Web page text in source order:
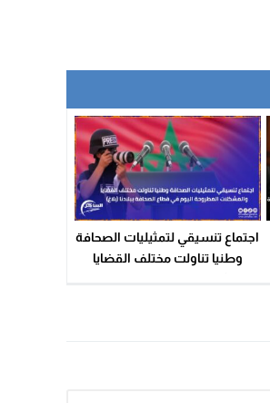
اجتماع تنسيقي لتمثيليات الصحافة
وطنيا تناولت مختلف القضايا